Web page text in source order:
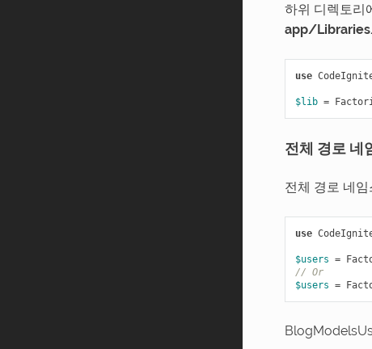
하위 디렉토리
app/
use
$lib =
전체 경로
전체 경로 네
use
$users =
// Or
$users =